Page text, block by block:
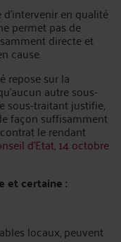
d'intervenir en qualité
permet pas de
directe et
cause.
repose sur la
autre sous-
sous-traitant justifie,
façon suffisamment
le rendant
d’Etat, 14 octobre
et certaine :
locaux, peuvent